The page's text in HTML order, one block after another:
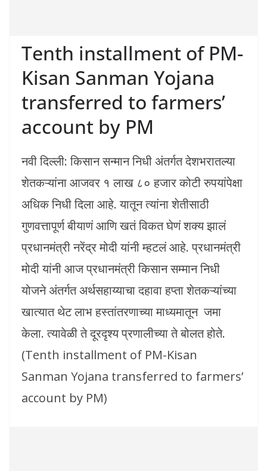
Tenth installment of PM-
Kisan Sanman Yojana
transferred to farmers’
account by PM
नवी दिल्ली: किसान सन्मान निधी अंतर्गत देशभरातल्या
शेतकऱ्यांना आजवर १ लाख ८० हजार कोटी रुपयांपेक्षा
अधिक निधी दिला आहे. यातून त्यांना शेतीसाठी
गुणवत्तापूर्ण बीयाणं आणि खतं विकत घेणं शक्य झालं
प्रधानमंत्री नरेंद्र मोदी यांनी म्हटलं आहे. प्रधानमंत्री
मोदी यांनी आज प्रधानमंत्री किसान सम्मान निधी
योजने अंतर्गत अर्थसहाय्याचा दहावा हप्ता शेतकऱ्यांच्या
खात्यात थेट लाभ हस्तांतरणाच्या माध्यमातून जमा
केला. त्यावेळी ते दूरदृश्य प्रणालीच्या ते बोलत होते.
(Tenth installment of PM-Kisan
Sanman Yojana transferred to farmers’
account by PM)